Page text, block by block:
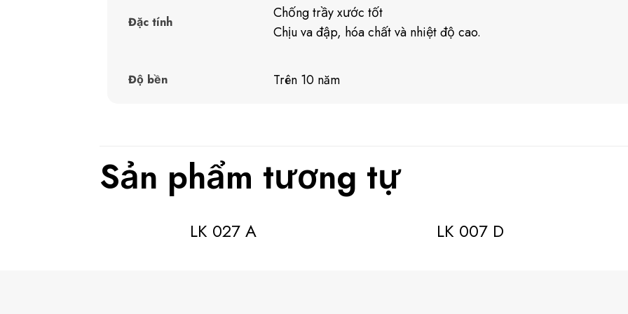
Đặc tính
Chống trầy xước tốt
Chịu va đập, hóa chất và nhiệt độ cao.
Độ bền Trên 10 năm
Sản phẩm tương tự
LK 027 A LK 007 D